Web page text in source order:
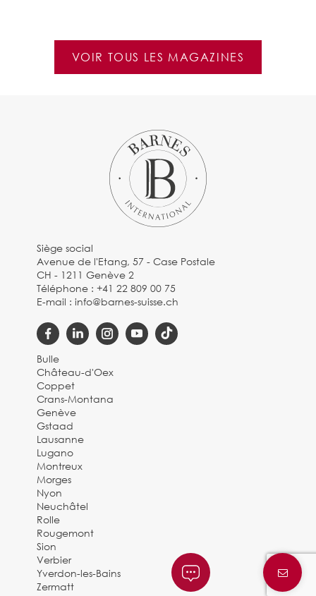
VOIR TOUS LES MAGAZINES
Siège social
Avenue de l'Etang, 57 - Case Postale
CH - 1211 Genève 2
Téléphone :+41 22 809 00 75
E-mail :info@barnes-suisse.ch
Bulle
Château-d'Oex
Coppet
Crans-Montana
Genève
Gstaad
Lausanne
Lugano
Montreux
Morges
Nyon
Neuchâtel
Rolle
Rougemont
Sion
Verbier
Yverdon-les-Bains
Zermatt